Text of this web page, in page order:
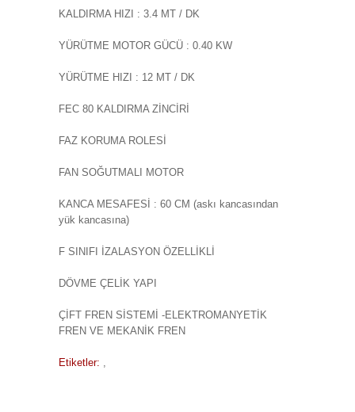
KALDIRMA HIZI : 3.4 MT / DK
YÜRÜTME MOTOR GÜCÜ : 0.40 KW
YÜRÜTME HIZI : 12 MT / DK
FEC 80 KALDIRMA ZİNCİRİ
FAZ KORUMA ROLESİ
FAN SOĞUTMALI MOTOR
KANCA MESAFESİ : 60 CM (askı kancasından
yük kancasına)
F SINIFI İZALASYON ÖZELLİKLİ
DÖVME ÇELİK YAPI
ÇİFT FREN SİSTEMİ -ELEKTROMANYETİK
FREN VE MEKANİK FREN
Etiketler: ,